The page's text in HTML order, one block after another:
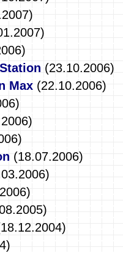
(23.10.2006)
Max (22.10.2006)
(18.07.2006)